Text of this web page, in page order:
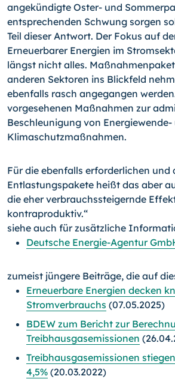
angekündigte Oster- und
entsprechenden Schwung sorgen
Teil dieser Antwort. Der Fokus auf
Erneuerbarer Energien im
längst nicht alles.
anderen Sektoren ins Blickfeld
ebenfalls rasch angegangen
vorgesehenen Maßnahmen zur
Beschleunigung von Energiewende-
Klimaschutzmaßnahmen.
Für die ebenfalls erforderlichen
Entlastungspakete heißt das aber
die eher verbrauchssteigernde
kontraproduktiv.“
siehe auch für zusätzliche
Deutsche Energie-Agentur
zumeist jüngere Beiträge, die auf
Erneuerbare Energien decken
Stromverbrauchs (07.05.2025)
BDEW zum Bericht zur
Treibhausgasemissionen
Treibhausgasemissionen
4,5% (20.03.2022)